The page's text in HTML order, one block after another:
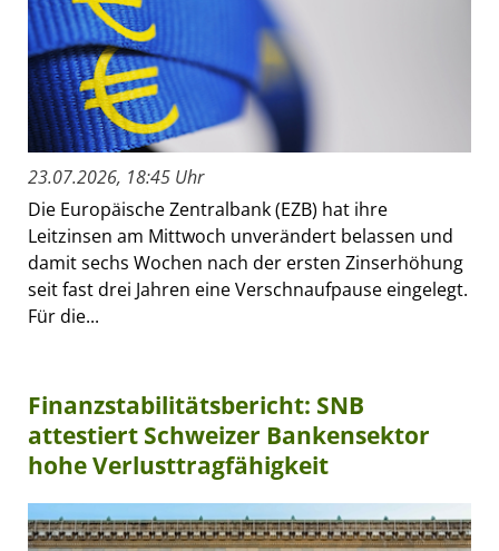
23.07.2026, 18:45 Uhr
Die Europäische Zentralbank (EZB) hat ihre
Leitzinsen am Mittwoch unverändert belassen und
damit sechs Wochen nach der ersten Zinserhöhung
seit fast drei Jahren eine Verschnaufpause eingelegt.
Für die...
Finanzstabilitätsbericht: SNB
attestiert Schweizer Bankensektor
hohe Verlusttragfähigkeit